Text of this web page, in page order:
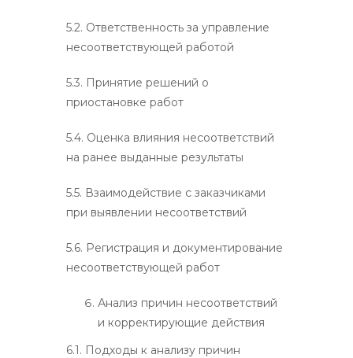
5.2. Ответственность за управление
несоответствующей работой
5.3. Принятие решений о
приостановке работ
5.4. Оценка влияния несоответствий
на ранее выданные результаты
5.5. Взаимодействие с заказчиками
при выявлении несоответствий
5.6. Регистрация и документирование
несоответствующей работ
Анализ причин несоответствий
и корректирующие действия
6.1. Подходы к анализу причин